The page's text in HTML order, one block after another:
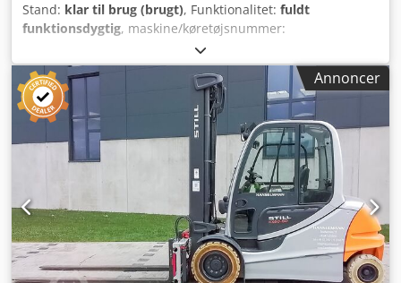
Stand: klar til brug (brugt), Funktionalitet: fuldt
funktionsdygtig, maskine/køretøjsnummer:
, Produktionsår:
løftekapacitet:5.000 kg, løftehøjde:4.470 mm,
brændstoftype:
, mastetype: duplex
gaffellængde:
, TEKNISKE DETALJER
Løftekapacitet: 5.000 kg Løftehøjde: 4.470 mm Frihøjde:
3.000 mm Gaffelmål: 1.400 x 1.870 mm Credpfx Asyx S
Rrsfpsf Minimal gaflebredde: 560 mm MASKINDETALJER
Mast: Duplex Brændstoftype: Elektrisk Dimensioner & vægt
Dimensioner (L x B x H): 2.890 x 1.390 x 3.010 mm Vægt:
7.000 kg Antal hjul: 4 Kapacitet: 930 Ah Batterispænding:
80 V Batteritest resultat: 66% Driftstimer: 9.813 t UDSTYR
Sideskift Gaffeljustering Halvkabine Arbejdslamper
Nummerplade Lader
Annoncer